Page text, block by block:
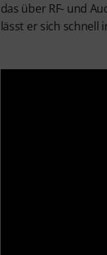
das über RF- und
lässt er sich schnell